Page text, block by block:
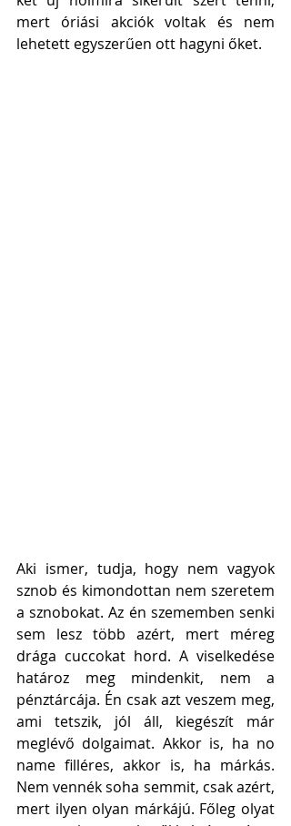
mert óriási akciók voltak és nem
lehetett egyszerűen ott hagyni őket.
Aki ismer, tudja, hogy nem vagyok
sznob és kimondottan nem szeretem
a sznobokat. Az én szememben senki
sem lesz több azért, mert méreg
drága cuccokat hord. A viselkedése
határoz meg mindenkit, nem a
pénztárcája. Én csak azt veszem meg,
ami tetszik, jól áll, kiegészít már
meglévő dolgaimat. Akkor is, ha no
name filléres, akkor is, ha márkás.
Nem vennék soha semmit, csak azért,
mert ilyen olyan márkájú. Főleg olyat